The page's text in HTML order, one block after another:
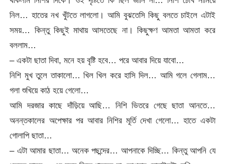
নিল… হাতের নখ খুঁটতে লাগলো। আমি বুঝতেসি কিছু বলতে চাইলে এটাই
সময়… কিন্তু কিছুই মাথায় আসতেছে না। কিছুক্ষণ আমতা আমতা করে
বললাম…
– একটা ছাতা দিবা, মনে হয় বৃষ্টি হবে… পরে আবার দিয়ে যাবো…
নিশি মুখ তুলে তাকালো… খিল খিল করে হাসি দিল… আমি গলে গেলাম…
গলা শুখিয়ে কাঠ হয়ে গেলো…
আমি দরজার কাছে দাঁড়িয়ে আছি… নিশি ভিতরে গেছে ছাতা আনতে…
অনন্তকালের অপেক্ষার পর আবার নিশির মূর্তি দেখা গেলো… হাতে একটা
গোলাপি ছাতা…
– এটা আমার ছাতা… অনেক পছন্দের… আপনাকে দিচ্ছি… কিন্তু আপনি যে